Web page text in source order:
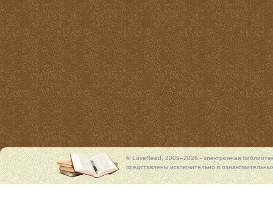
© LoveRead, 2009–2026 - электронная
представлены исключительно в